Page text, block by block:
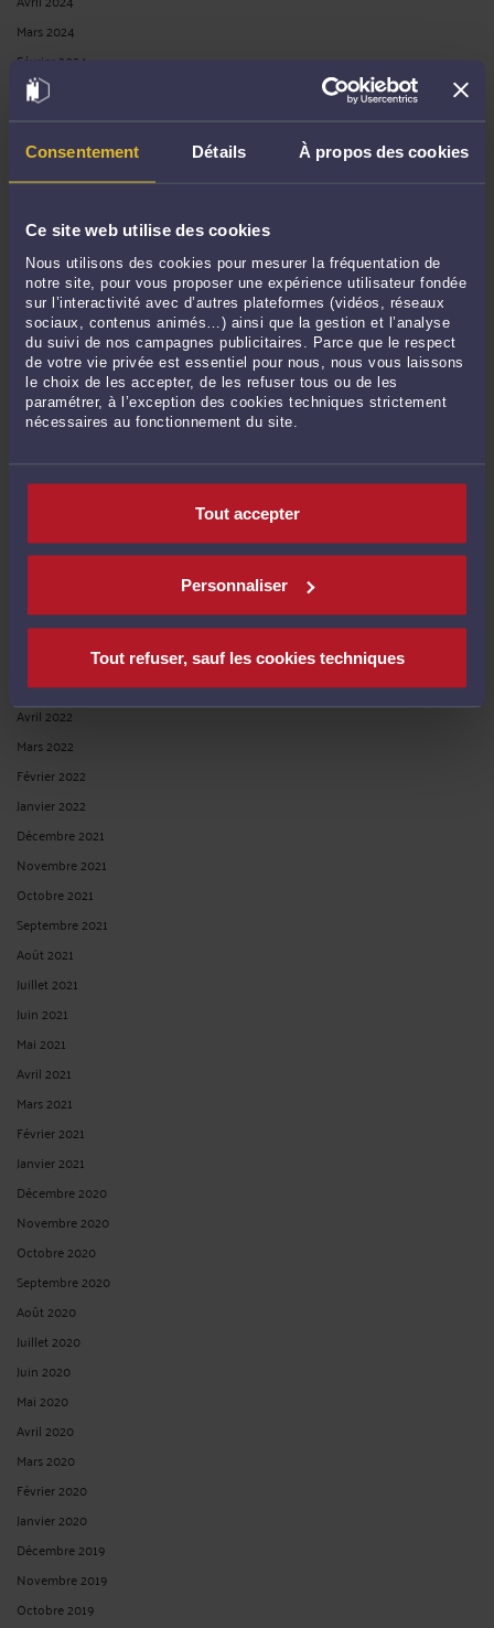
Consentement Détails À propos des cookies
Ce site web utilise des cookies
Nous utilisons des cookies pour mesurer la fréquentation de
notre site, pour vous proposer une expérience utilisateur fondée
sur l’interactivité avec d’autres plateformes (vidéos, réseaux
sociaux, contenus animés…) ainsi que la gestion et l’analyse
du suivi de nos campagnes publicitaires. Parce que le respect
de votre vie privée est essentiel pour nous, nous vous laissons
le choix de les accepter, de les refuser tous ou de les
paramétrer, à l’exception des cookies techniques strictement
nécessaires au fonctionnement du site.
Tout accepter
Personnaliser
Tout refuser, sauf les cookies techniques
Mars 2024
Février 2024
Janvier 2024
Décembre 2023
Novembre 2023
Octobre 2023
Août 2023
Juillet 2023
Juin 2023
Mai 2023
Avril 2023
Mars 2023
Février 2023
Octobre 2022
Juillet 2022
Mai 2022
Avril 2022
Mars 2022
Février 2022
Janvier 2022
Décembre 2021
Novembre 2021
Octobre 2021
Septembre 2021
Août 2021
Juillet 2021
Juin 2021
Mai 2021
Avril 2021
Mars 2021
Février 2021
Janvier 2021
Décembre 2020
Novembre 2020
Octobre 2020
Septembre 2020
Août 2020
Juillet 2020
Juin 2020
Mai 2020
Avril 2020
Mars 2020
Février 2020
Janvier 2020
Décembre 2019
Novembre 2019
Octobre 2019